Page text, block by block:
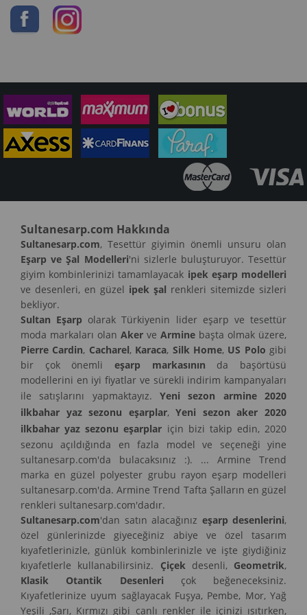
Sultanesarp.com Hakkında
Sultanesarp.com, Tesettür giyimin önemli unsuru olan
Eşarp ve Şal Modelleri'ni sizlerle buluşturuyor. Tesettür
giyim kombinlerinizi tamamlayacak ipek eşarp modelleri
ve desenleri, en güzel ipek şal renkleri sitemizde sizleri
bekliyor.
Sultan Eşarp olarak Türkiyenin lider eşarp ve tesettür
moda markaları olan Aker ve Armine başta olmak üzere,
Pierre Cardin, Cacharel, Karaca, Silk Home, US Polo gibi
bir çok önemli eşarp markasının da başörtüsü
modellerini en iyi fiyatlar ve sürekli indirim kampanyaları
ile satışlarını yapmaktayız. Yeni sezon armine 2020
ilkbahar yaz sezonu eşarplar,Yeni sezon aker 2020
ilkbahar yaz sezonu eşarplar için bizi takip edin, 2020
sezonu açıldığında en fazla model ve seçeneği yine
sultanesarp.com'da bulacaksınız :). ... Armine Trend
marka en güzel polyester grubu rayon eşarp modelleri
sultanesarp.com'da. Armine Trend Tafta Şalların en güzel
renkleri sultanesarp.com'dadır.
Sultanesarp.com'dan satın alacağınız eşarp desenlerini,
özel günlerinizde giyeceğiniz abiye ve özel tasarım
kıyafetlerinizle, günlük kombinlerinizle ve işte giydiğiniz
kıyafetlerle kullanabilirsiniz. Çiçekdesenli, Geometrik,
Klasik Otantik Desenleri çok beğeneceksiniz.
Kıyafetlerinize uyum sağlayacak Fuşya, Pembe, Mor, Yağ
Yeşili ,Sarı, Kırmızı gibi canlı renkler ile içinizi ısıtırken,